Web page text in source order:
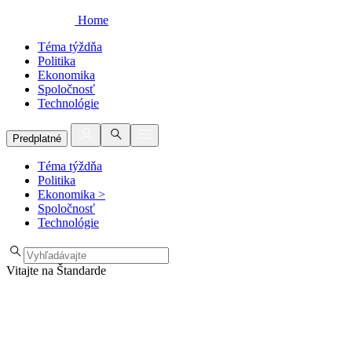
Home
Téma týždňa
Politika
Ekonomika
Spoločnosť
Technológie
Predplatné
Téma týždňa
Politika
Ekonomika >
Spoločnosť
Technológie
Vitajte na Štandarde